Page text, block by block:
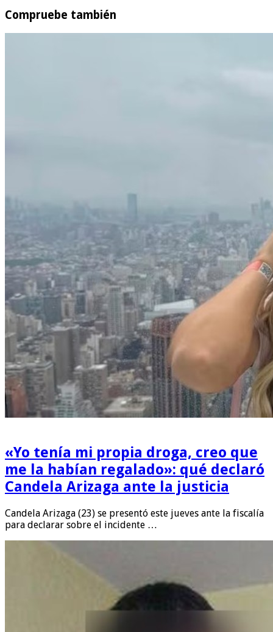
Compruebe también
«Yo tenía mi propia droga, creo que
me la habían regalado»: qué declaró
Candela Arizaga ante la justicia
Candela Arizaga (23) se presentó este jueves ante la fiscalía
para declarar sobre el incidente …